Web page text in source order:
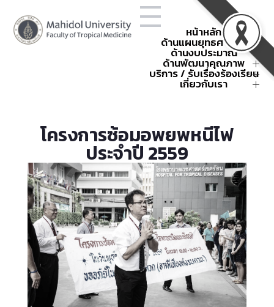
หน้าหลัก
ด้านแผนยุทธศาสตร์
โครงสร้างองค์กร
ยุทธศาสตร์คณะฯ
แผนยุทธศาสตร์คณะฯ
ผลการดำเนินงานตามยุทธศาสตร์
ข้อตกลงการปฏิบัติงาน
คณะเวชศาสตร์เขตร้อน
หน่วยงานภายใน
กิจกรรมนโยบายและยุทธศาสตร์
ด้านงบประมาณ
การใช้จ่ายงบประมาณประจำปี
สรุปค่าใช้จ่าย
คำขอตั้งงบประมาณ
รหัสศูนย์ต้นทุน
ด้านพัฒนาคุณภาพ
พัฒนาคุณภาพ
กิจกรรมพัฒนาคุณภาพ
การบริหารความเสี่ยง
การบริหารความเสี่ยงองค์กร
แผนฉุกเฉินในสถานการณ์ต่าง ๆ
ธรณีพิบัติภัย 2568
กิจกรรมบริหารความเสี่ยง
การจัดการความรู้
กระบวนการพัฒนาคุณภาพของ
คณะฯ
บริการ / รับเรื่องร้องเรียน
แบบฟอร์ม
รับเรื่องร้องเรียนออนไลน์
เกี่ยวกับเรา
โครงการซ้อมอพยพหนีไฟ
ประจำปี 2559